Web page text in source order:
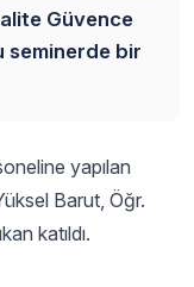
Güvence
seminerde bir
yapılan
Barut, Öğr.
katıldı.